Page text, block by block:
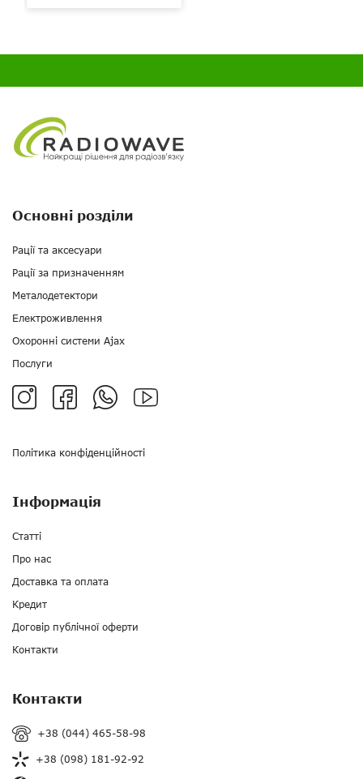
Політика конфіденційності
Основні розділи
Рації та аксесуари
Рації за призначенням
Металодетектори
Електроживлення
Охоронні системи Ajax
Послуги
Інформація
Статті
Про нас
Доставка та оплата
Кредит
Договір публічної оферти
Контакти
Контакти
+38 (044) 465-58-98
+38 (098) 181-92-92